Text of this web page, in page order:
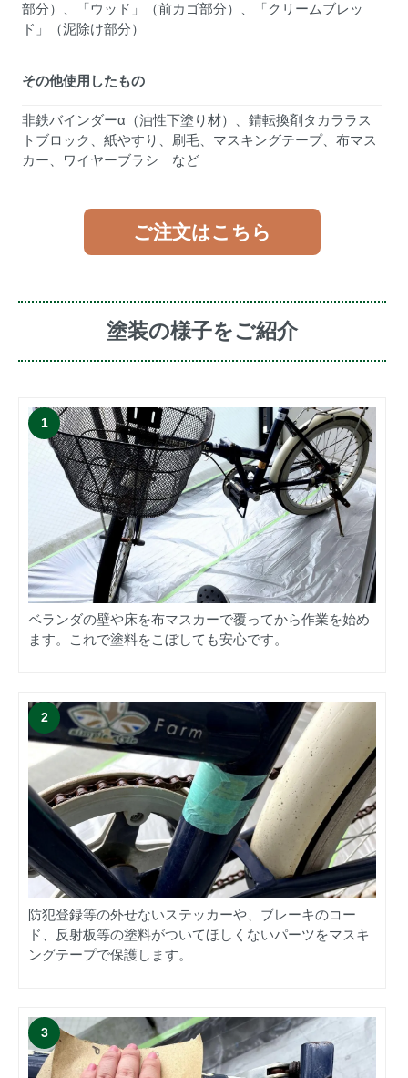
部分）、「ウッド 」（前カゴ部分）、「クリームブレッ
ド 」（泥除け部分）
その他使用したもの
非鉄バインダーα（油性下塗り材）、錆転換剤タカララス
トブロック、紙やすり、刷毛、マスキングテープ、布マス
カー、ワイヤーブラシ など
ご注文はこちら
塗装の様子をご紹介
ベランダの壁や床を布マスカーで覆ってから作業を始め
ます。これで塗料をこぼしても安心です。
防犯登録等の外せないステッカーや、ブレーキのコー
ド、反射板等の塗料がついてほしくないパーツをマスキ
ングテープで保護します。